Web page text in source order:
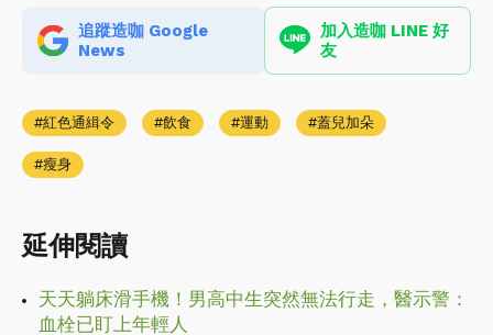
追蹤造咖 Google
News
加入造咖 LINE 好
友
紅色通緝令 飲食 運動 蓋兒加朵
瘦身
延伸閱讀
天天躺床滑手機！男高中生突然無法行走，醫示警：
血栓已盯上年輕人